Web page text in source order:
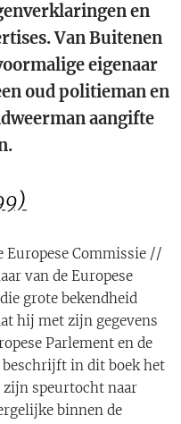
en
Van Buitenen
eigenaar
oud politieman en
aangifte
Europese Commissie //
van de Europese
grote bekendheid
hij met zijn gegevens
Parlement en de
beschrijft in dit boek het
zijn speurtocht naar
binnen de